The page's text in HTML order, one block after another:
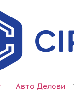
Авто Делови